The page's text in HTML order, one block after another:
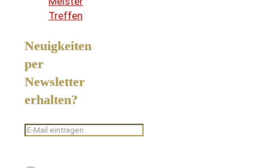
Treffen
Neuigkeiten
per
Newsletter
erhalten?